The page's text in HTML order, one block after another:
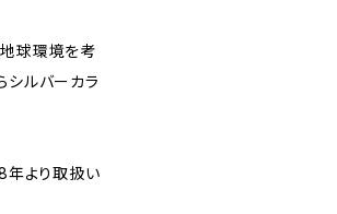
地球環境を考
シルバーカラ
年より取扱い